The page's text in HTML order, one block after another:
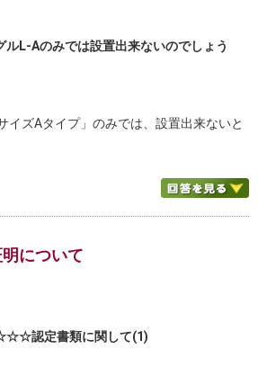
L-Aのみでは設置出来ないのでしょう
イズAタイプ」のみでは、設置出来ないと
について
認定書類に関して(1)